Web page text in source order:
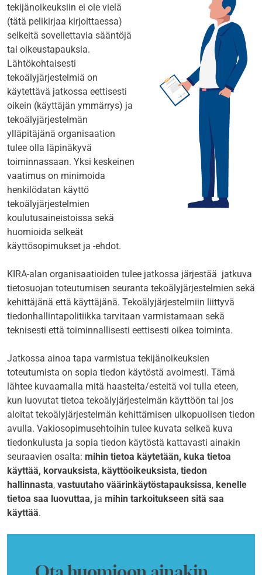
tekijänoikeuksiin ei ole vielä
(tätä pelikirjaa kirjoittaessa)
selkeitä sovellettavia sääntöjä
tai oikeustapauksia.
Lähtökohtaisesti
tekoälyjärjestelmiä on
käytettävä jatkossa eettisesti
oikein (käyttäjän ymmärrys) ja
tekoälyjärjestelmän
ylläpitäjänä organisaation
tulee olla läpinäkyvä
toiminnassaan. Yksi keskeinen
vaatimus on minimoida
henkilödatan käyttö
tekoälyjärjestelmien
koulutusaineistoissa sekä
huomioida selkeät
käyttösopimukset ja -ehdot.
KIRA-alan organisaatioiden tulee jatkossa järjestää jatkuva
tietosuojan toteutumisen seuranta tekoälyjärjestelmien sekä
kehittäjänä että käyttäjänä. Tekoälyjärjestelmiin liittyvä
tiedonhallintapolitiikka tarvitaan varmistamaan sekä
teknisesti että toiminnallisesti eettisesti oikea toiminta.
Jatkossa ainoa tapa varmistua tekijänoikeuksien
toteutumista on sopia tiedon käytöstä avoimesti. Tämä
lähtee kuvaamalla mitä haasteita/esteitä voi tulla eteen,
kun luovutat tietoa tekoälyjärjestelmän käyttöön tai jos
aloitat tekoälyjärjestelmän kehittämisen ulkopuolisen tiedon
avulla. Vakiosopimusehtoihin tulee kuvata selkeä kuva
tiedonkulusta ja sopia tiedon käytöstä kattavasti ainakin
seuraavien osalta: mihin tietoa käytetään, kuka tietoa
käyttää, korvauksista, käyttöoikeuksista, tiedon
hallinnasta, vastuutaho väärinkäytöstapauksissa, kenelle
tietoa saa luovuttaa, ja mihin tarkoitukseen sitä saa
käyttää.